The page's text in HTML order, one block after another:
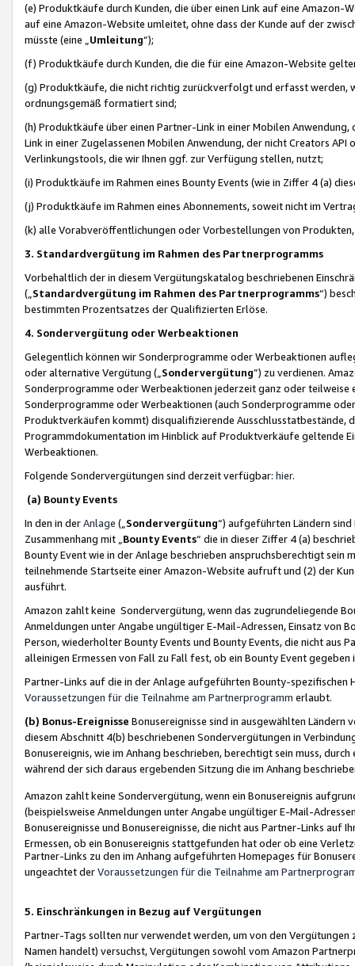
(e) Produktkäufe durch Kunden, die über einen Link auf eine
auf eine Amazon-Website umleitet, ohne dass der Kunde auf der
müsste (eine „ Umleitung“);
(f) Produktkäufe durch Kunden, die die für eine Amazon-Website
(g) Produktkäufe, die nicht richtig zurückverfolgt und erfasst werden,
ordnungsgemäß formatiert sind;
(h) Produktkäufe über einen Partner-Link in einer Mobilen
Link in einer Zugelassenen Mobilen Anwendung, der nicht Creators
Verlinkungstools, die wir Ihnen ggf. zur Verfügung stellen, nutzt;
(i) Produktkäufe im Rahmen eines Bounty Events (wie in Ziffer 4 (a)
(j) Produktkäufe im Rahmen eines Abonnements, soweit nicht im
(k) alle Vorabveröffentlichungen oder Vorbestellungen von
3. Standardvergütung im Rahmen des Partnerprogramms
Vorbehaltlich der in diesem Vergütungskatalog beschriebenen
(„ Standardvergütung im Rahmen des Partnerprogramms“)
bestimmten Prozentsatzes der Qualifizierten Erlöse.
4. Sondervergütung oder Werbeaktionen
Gelegentlich können wir Sonderprogramme oder Werbeaktionen
oder alternative Vergütung („ Sondervergütung”) zu verdienen.
Sonderprogramme oder Werbeaktionen jederzeit ganz oder
Sonderprogramme oder Werbeaktionen (auch Sonderprogramme
Produktverkäufen kommt) disqualifizierende Ausschlusstatbestände,
Programmdokumentation im Hinblick auf Produktverkäufe geltende
Werbeaktionen.
Folgende Sondervergütungen sind derzeit verfügbar: hier.
(a) Bounty Events
In den in derAnlage („ Sondervergütung“) aufgeführten Ländern
Zusammenhang mit „ Bounty Events“ die in dieser Ziffer 4 (a)
Bounty Event wie in der Anlage beschrieben anspruchsberechtigt sein
teilnehmende Startseite einer Amazon-Website aufruft und (2) der
ausführt.
Amazon zahlt keine Sondervergütung, wenn das zugrundeliegende
Anmeldungen unter Angabe ungültiger E-Mail-Adressen, Einsatz von
Person, wiederholter Bounty Events und Bounty Events, die nicht
alleinigen Ermessen von Fall zu Fall fest, ob ein Bounty Event
Partner-Links auf die in der Anlage aufgeführten Bounty-spezifischen
Voraussetzungen für die Teilnahme am Partnerprogramm erlaubt.
(b) Bonus-Ereignisse Bonusereignisse sind in ausgewählten Ländern
diesem Abschnitt 4(b) beschriebenen Sondervergütungen in
Bonusereignis, wie im Anhang beschrieben, berechtigt sein muss,
während der sich daraus ergebenden Sitzung die im Anhang
Amazon zahlt keine Sondervergütung, wenn ein Bonusereignis
(beispielsweise Anmeldungen unter Angabe ungültiger E-Mail-
Bonusereignisse und Bonusereignisse, die nicht aus Partner-Links auf
Ermessen, ob ein Bonusereignis stattgefunden hat oder ob eine
Partner-Links zu den im Anhang aufgeführten Homepages für
ungeachtet derVoraussetzungen für die Teilnahme am
5. Einschränkungen in Bezug auf Vergütungen
Partner-Tags sollten nur verwendet werden, um von den
Namen handelt) versuchst, Vergütungen sowohl vom Amazon